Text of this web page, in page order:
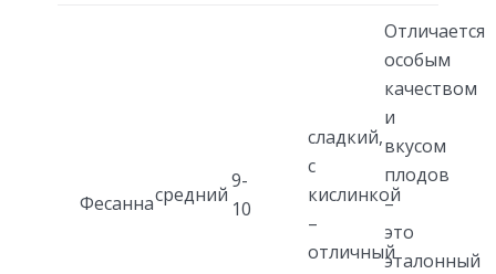
Фесаннасредний
9-
10
сладкий,
с
кислинкой
–
отличный
Отличается
особым
качеством
и
вкусом
плодов
–
это
эталонный